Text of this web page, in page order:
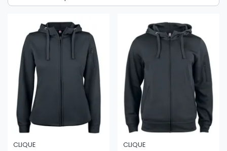
CLIQUE CLIQUE